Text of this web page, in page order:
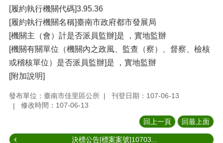
[履約執行機關代碼]3.95.36
[履約執行機關名稱]臺南市政府都市發展局
[機關主（會）計是否派員監辦]是 ，實地監辦
[機關有關單位（機關內之政風、監查（察）、督察、檢核
或稽核單位）是否派員監辦]是 ，實地監辦
[附加說明]
發布單位：臺南市佳里區公所
刊登日期：107-06-13
修改時間：107-06-13
回上一頁 回最上面
決標公告[標案案號]10703...